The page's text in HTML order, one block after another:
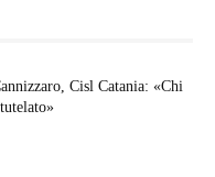
Cisl Catania: «Chi